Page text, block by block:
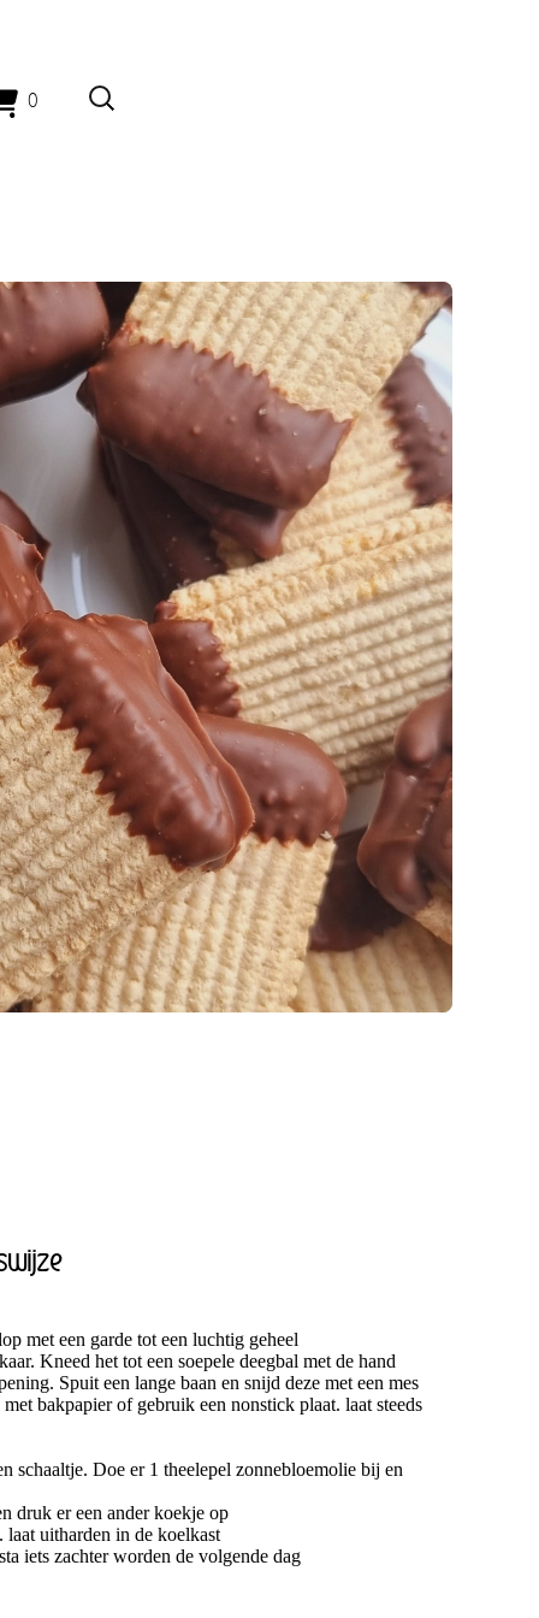
met een garde tot een luchtig geheel
Kneed het tot een soepele deegbal met de hand
Spuit een lange baan en snijd deze met een mes
bakpapier of gebruik een nonstick plaat. laat steeds
schaaltje. Doe er 1 theelepel zonnebloemolie bij en
druk er een ander koekje op
uitharden in de koelkast
iets zachter worden de volgende dag